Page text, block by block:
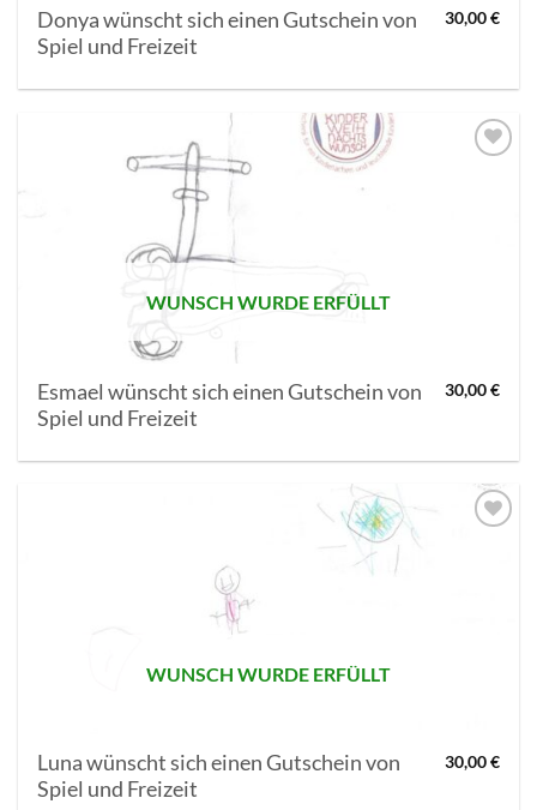
Donya wünscht sich einen Gutschein von
Spiel und Freizeit
30,00€
WUNSCH WURDE ERFÜLLT
Esmael wünscht sich einen Gutschein von
Spiel und Freizeit
30,00€
WUNSCH WURDE ERFÜLLT
Luna wünscht sich einen Gutschein von
Spiel und Freizeit
30,00€